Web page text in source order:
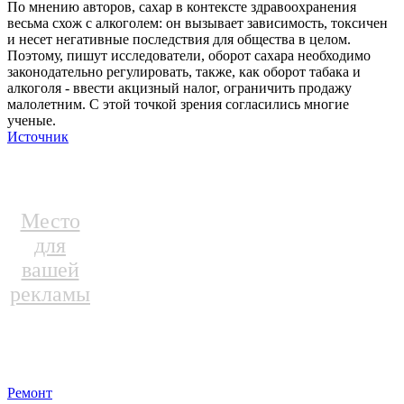
По мнению авторов, сахар в контексте здравоохранения
весьма схож с алкоголем: он вызывает зависимость, токсичен
и несет негативные последствия для общества в целом.
Поэтому, пишут исследователи, оборот сахара необходимо
законодательно регулировать, также, как оборот табака и
алкоголя - ввести акцизный налог, ограничить продажу
малолетним. С этой точкой зрения согласились многие
ученые.
Источник
Место
для
вашей
рекламы
Ремонт